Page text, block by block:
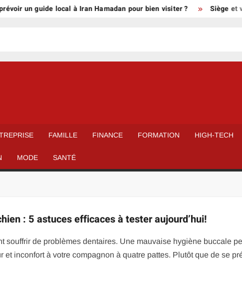
un guide local à Iran Hamadan pour bien visiter ? Siège et
FAMILLE FINANCE FORMATION HIGH-TECH
MODE SANTÉ
: 5 astuces efficaces à tester aujourd’hui!
souffrir de problèmes dentaires. Une mauvaise hygiène buccale
inconfort à votre compagnon à quatre pattes. Plutôt que de se